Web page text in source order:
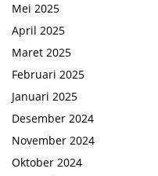
Mei 2025
April 2025
Maret 2025
Februari 2025
Januari 2025
Desember 2024
November 2024
Oktober 2024